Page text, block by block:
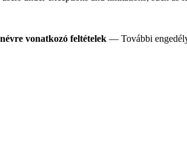
vonatkozó feltételek — További